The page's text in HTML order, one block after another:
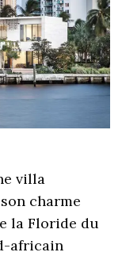
villa
charme
la Floride du
africain